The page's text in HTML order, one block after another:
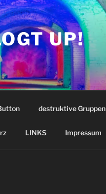
UP!
destruktive Gruppen
LINKS Impressum